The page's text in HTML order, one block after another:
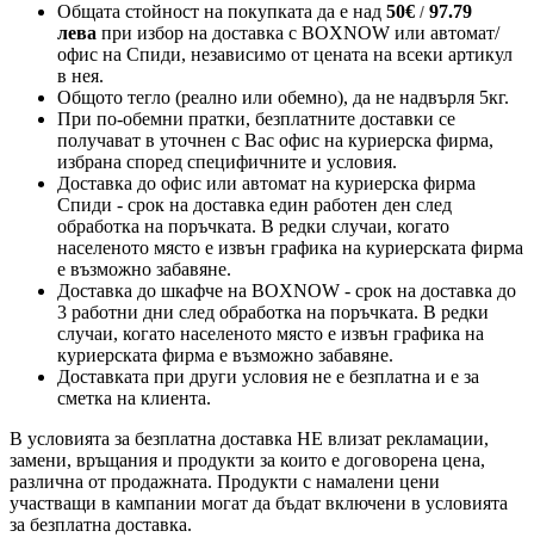
Общата стойност на покупката да е над 50€ / 97.79
лева при избор на доставка с BOXNOW или автомат/
офис на Спиди, независимо от цената на всеки артикул
в нея.
Общото тегло (реално или обемно), да не надвърля 5кг.
При по-обемни пратки, безплатните доставки се
получават в уточнен с Вас офис на куриерска фирма,
избрана според специфичните и условия.
Доставка до офис или автомат на куриерска фирма
Спиди - срок на доставка един работен ден след
обработка на поръчката. В редки случаи, когато
населеното място е извън графика на куриерската фирма
е възможно забавяне.
Доставка до шкафче на BOXNOW - срок на доставка до
3 работни дни след обработка на поръчката. В редки
случаи, когато населеното място е извън графика на
куриерската фирма е възможно забавяне.
Доставката при други условия не е безплатна и е за
сметка на клиента.
В условията за безплатна доставка НЕ влизат рекламации,
замени, връщания и продукти за които е договорена цена,
различна от продажната. Продукти с намалени цени
участващи в кампании могат да бъдат включени в условията
за безплатна доставка.